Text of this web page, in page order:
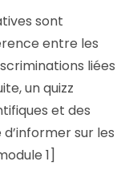
sont
entre les
liées
un quizz
et des
sur les
1]